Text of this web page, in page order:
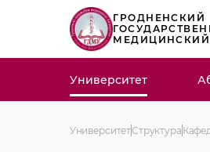
ГРОДНЕНСКИЙ
МЕДИЦИНСКИЙ
Университет
УниверситетСтруктура